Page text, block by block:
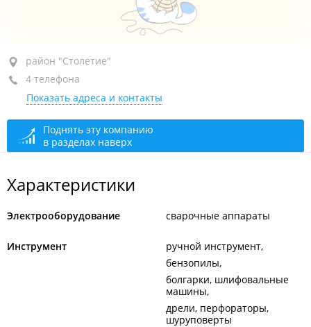
район "Столетие", пр-т 100-летия Владивостока, 51
цокольный и 1-й этаж
+7 (423) 236-24-71
+7 (423) 266-22-33
+7 (423) 260-40-40
открыто: 09:00–19:00
район "Столетие"
4 телефона
Показать адреса и контакты
Поднять эту компанию
в разделах наверх
Характеристики
Электрооборудование сварочные аппараты
Инструмент
ручной инструмент
бензопилы
болгарки, шлифовальные
машины
дрели, перфораторы,
шуруповерты